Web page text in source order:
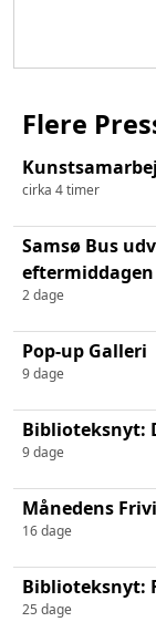
Flere
cirka 4 timer
Samsø Bus
eftermiddagen
2 dage
Pop-up Galleri
9 dage
Biblioteksnyt:
9 dage
Månedens
16 dage
Biblioteksnyt:
25 dage